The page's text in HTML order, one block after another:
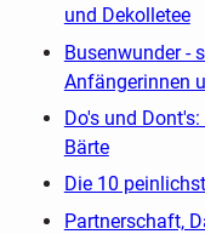
und Dekolletee
Busenwunder -
Anfängerinnen
Do's und
Bärte
Die 10
Partnerschaft,